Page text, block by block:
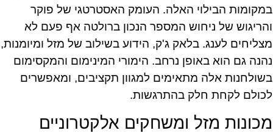
במקומות הבילוי האלה. העומק האסטרטגי של פוקר
והריגוש של ניחוש המספר הנכון ברולטה אף פעם לא
מצליחים לענג. בלאק ג'ק, הידוע בשילוב של מזל ומיומנות,
נהנה גם הוא באופן נרחב. הימורי המינימום והמקסימום
בשולחנות אלה מתאימים למגוון תקציבים, ומאפשרים
לכולם לקחת חלק בהתרגשות.
מכונות מזל ומשחקים אלקטרוניים